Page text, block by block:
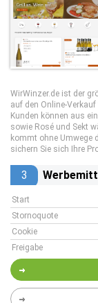
WirWinzer.de ist der
auf den Online-
Kunden können aus
sowie Rosé und Sekt
kommt ohne Umwege
sichern Sie sich Ihre
3
Start
Stornoquote
Cookie
Freigabe